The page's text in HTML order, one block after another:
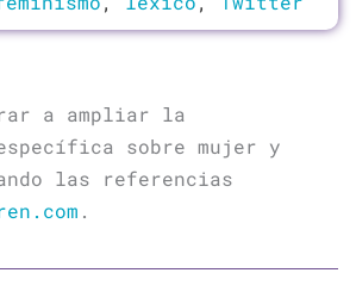
a ampliar la
sobre mujer y
las referencias
.